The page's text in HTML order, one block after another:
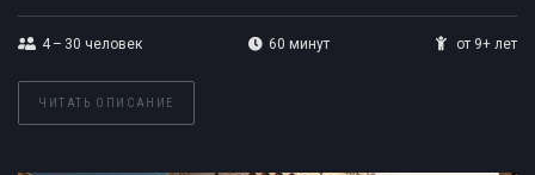
4 – 30 человек 60 минут от 9+ лет
ЧИТАТЬ ОПИСАНИЕ